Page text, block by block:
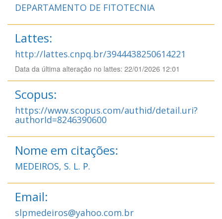
DEPARTAMENTO DE FITOTECNIA
Lattes:
http://lattes.cnpq.br/3944438250614221
Data da última alteração no lattes: 22/01/2026 12:01
Scopus:
https://www.scopus.com/authid/detail.uri?
authorId=8246390600
Nome em citações:
MEDEIROS, S. L. P.
Email:
slpmedeiros@yahoo.com.br